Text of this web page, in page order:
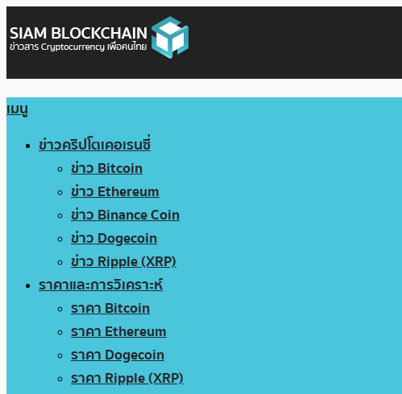
เมนู
ข่าวคริปโตเคอเรนซี่
ข่าว Bitcoin
ข่าว Ethereum
ข่าว Binance Coin
ข่าว Dogecoin
ข่าว Ripple (XRP)
ราคาและการวิเคราะห์
ราคา Bitcoin
ราคา Ethereum
ราคา Dogecoin
ราคา Ripple (XRP)